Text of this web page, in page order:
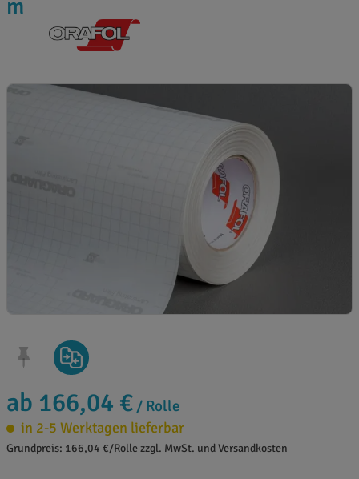
m
ab 166,04 € / Rolle
in 2-5 Werktagen lieferbar
Grundpreis: 166,04 €/Rolle zzgl. MwSt. und Versandkosten